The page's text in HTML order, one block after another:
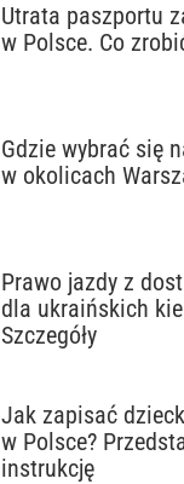
Utrata paszportu
w Polsce. Co
Gdzie wybrać się
w okolicach
Prawo jazdy z
dla ukraińskich
Szczegóły
Jak zapisać
w Polsce?
instrukcję